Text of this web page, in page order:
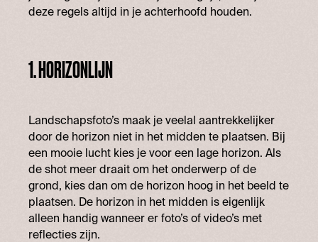
deze regels altijd in je achterhoofd houden.
1. HORIZONLIJN
Landschapsfoto’s maak je veelal aantrekkelijker
door de horizon niet in het midden te plaatsen. Bij
een mooie lucht kies je voor een lage horizon. Als
de shot meer draait om het onderwerp of de
grond, kies dan om de horizon hoog in het beeld te
plaatsen. De horizon in het midden is eigenlijk
alleen handig wanneer er foto’s of video’s met
reflecties zijn.